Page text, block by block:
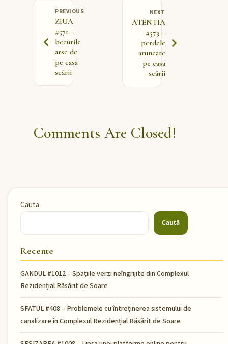
PREVIOUS
ZIUA
#571 –
becurile
arse de
pe casa
scării
NEXT
ATENTIA
#573 –
perdele
aruncate
pe casa
scării
Comments Are Closed!
Cauta
Caută
Recente
GANDUL #1012 – Spațiile verzi neîngrijite din Complexul
Rezidențial Răsărit de Soare
SFATUL #408 – Problemele cu întreținerea sistemului de
canalizare în Complexul Rezidențial Răsărit de Soare